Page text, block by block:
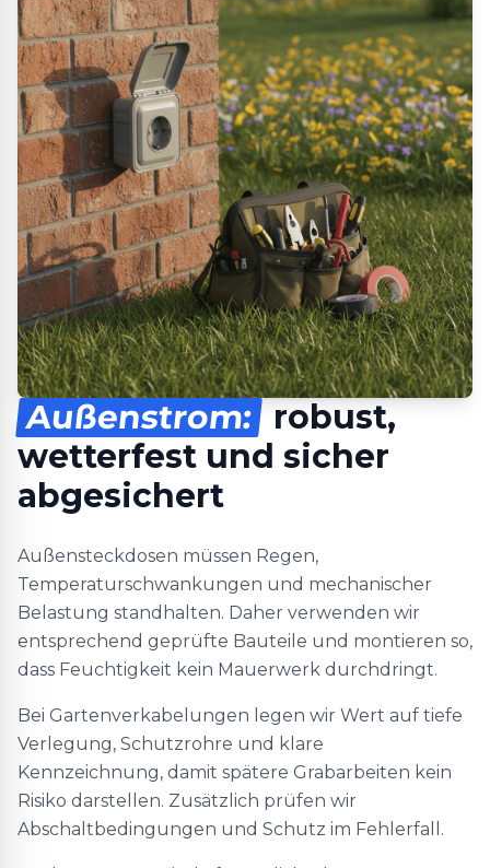
Außenstrom: robust,
wetterfest und sicher
abgesichert
Außensteckdosen müssen Regen,
Temperaturschwankungen und mechanischer
Belastung standhalten. Daher verwenden wir
entsprechend geprüfte Bauteile und montieren so,
dass Feuchtigkeit kein Mauerwerk durchdringt.
Bei Gartenverkabelungen legen wir Wert auf tiefe
Verlegung, Schutzrohre und klare
Kennzeichnung, damit spätere Grabarbeiten kein
Risiko darstellen. Zusätzlich prüfen wir
Abschaltbedingungen und Schutz im Fehlerfall.